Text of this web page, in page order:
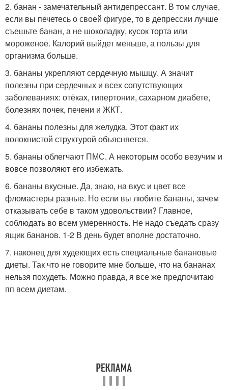
2. банан - замечательный антидепрессант. В том случае,
если вы печетесь о своей фигуре, то в депрессии лучше
съешьте банан, а не шоколадку, кусок торта или
мороженое. Калорий выйдет меньше, а пользы для
организма больше.
3. бананы укрепляют сердечную мышцу. А значит
полезны при сердечных и всех сопутствующих
заболеваниях: отёках, гипертонии, сахарном диабете,
болезнях почек, печени и ЖКТ.
4. бананы полезны для желудка. Этот факт их
волокнистой структурой объясняется.
5. бананы облегчают ПМС. А некоторым особо везучим и
вовсе позволяют его избежать.
6. бананы вкусные. Да, знаю, на вкус и цвет все
фломастеры разные. Но если вы любите бананы, зачем
отказывать себе в таком удовольствии? Главное,
соблюдать во всем умеренность. Не надо съедать сразу
ящик бананов. 1-2 В день будет вполне достаточно.
7. наконец для худеющих есть специальные банановые
диеты. Так что не говорите мне больше, что на бананах
нельзя похудеть. Можно правда, я все же предпочитаю
пп всем диетам.